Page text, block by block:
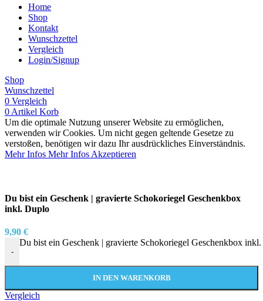
Home
Shop
Kontakt
Wunschzettel
Vergleich
Login/Signup
Shop
Wunschzettel
0 Vergleich
0 Artikel Korb
Um die optimale Nutzung unserer Website zu ermöglichen,
verwenden wir Cookies. Um nicht gegen geltende Gesetze zu
verstoßen, benötigen wir dazu Ihr ausdrückliches Einverständnis.
Mehr Infos Mehr Infos Akzeptieren
Du bist ein Geschenk | gravierte Schokoriegel Geschenkbox
inkl. Duplo
9,90 €
-
Du bist ein Geschenk | gravierte Schokoriegel Geschenkbox
IN DEN WARENKORB
Vergleich